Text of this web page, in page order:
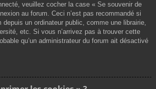
veuillez cocher la case « Se souvenir de
au forum. Ceci n’est pas recommandé si
un ordinateur public, comme une librairie,
etc. Si vous n’arrivez pas à trouver cette
qu’un administrateur du forum ait désactivé